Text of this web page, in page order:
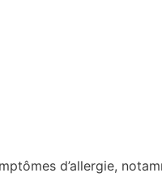
d’allergie,